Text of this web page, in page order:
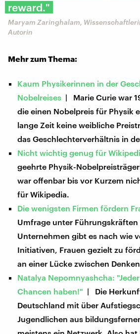
reward."
Maryam Zaringhalam,
Autorin
Mehr zum Thema:
Kaum Physikerinnen in der
Nobelreises | Marie Curie war
die einen Nobelpreis für Physik
lange Zeit keine weibliche
das Geschlechterverhältnis in
Nicht wichtig genug für
geehrte Physik-
war offenbar bis vor Kurzem
für Wikipedia.
Die wenigsten Firmen fördern
Umfrage unter
Unternehmen gibt es nach wie
Initiativen, Frauen gezielt zu
an einer Lücke zwischen
Natalya Nepomnyashcha:
Chancen haben!" | Die
Deutschland mit über
Jugendlichen aus